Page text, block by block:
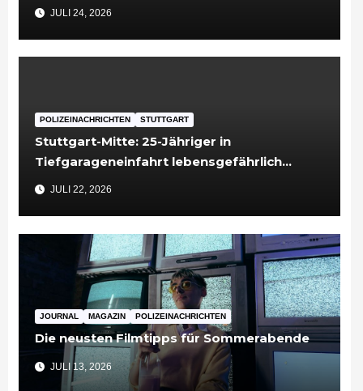
Untersuchungshaft
JULI 24, 2026
POLIZEINACHRICHTEN STUTTGART
Stuttgart-Mitte: 25-Jähriger in
Tiefgarageneinfahrt lebensgefährlich
verletzt
JULI 22, 2026
JOURNAL MAGAZIN POLIZEINACHRICHTEN
Die neusten Filmtipps für Sommerabende
JULI 13, 2026